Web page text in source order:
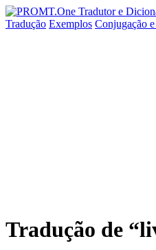
Tradução Exemplos Conjugação
Tradução de